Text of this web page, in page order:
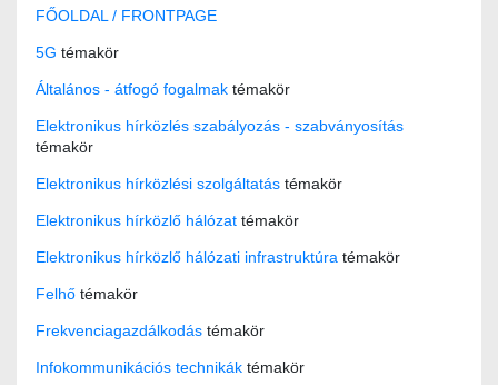
FŐOLDAL / FRONTPAGE
5G témakör
Általános - átfogó fogalmak témakör
Elektronikus hírközlés szabályozás - szabványosítás
témakör
Elektronikus hírközlési szolgáltatás témakör
Elektronikus hírközlő hálózat témakör
Elektronikus hírközlő hálózati infrastruktúra témakör
Felhő témakör
Frekvenciagazdálkodás témakör
Infokommunikációs technikák témakör